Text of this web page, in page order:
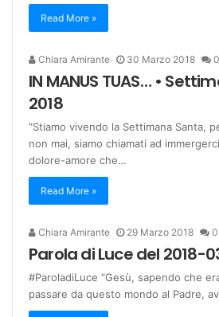
Read More »
Chiara Amirante 30 Marzo 2018 0
IN MANUS TUAS… •
2018
“Stiamo vivendo la Settimana Santa,
non mai, siamo chiamati ad
dolore-amore che…
Read More »
Chiara Amirante 29 Marzo 2018 0
Parola di Luce del 2018-
#ParoladiLuce “Gesù, sapendo che
passare da questo mondo al Padre,